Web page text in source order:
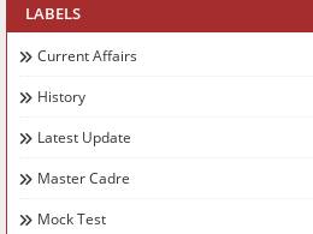
LABELS
Current Affairs
History
Latest Update
Master Cadre
Mock Test